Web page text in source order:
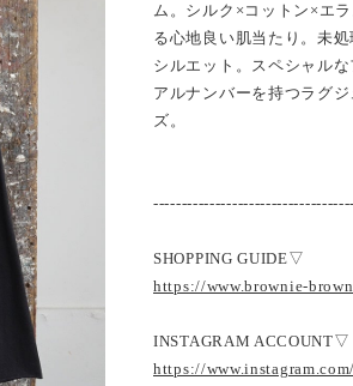
ム。シルク×コットン×エ
る心地良い肌当たり。未
シルエット。スペシャル
アルナンバーを持つラグ
ズ。
SHOPPING GUIDE▽
https://www.brownie-
INSTAGRAM ACCOUNT▽
https://